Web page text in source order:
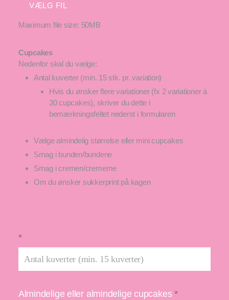
VÆLG FIL
Maximum file size: 50MB
Cupcakes
Nedenfor skal du vælge:
Antal kuverter (min. 15 stk. pr. variation)
Hvis du ønsker flere variationer (fx 2 variationer á
30 cupcakes), skriver du dette i
bemærkningsfeltet nederst i formularen
Vælge almindelig størrelse eller mini cupcakes
Smag i bunden/bundene
Smag i cremen/cremerne
Om du ønsker sukkerprint på kagen
*
Almindelige eller almindelige cupcakes*